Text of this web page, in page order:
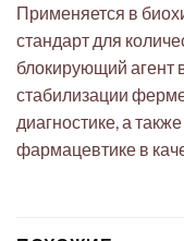
Применяется в
стандарт для
блокирующий агент
стабилизации
диагностике, а
фармацевтике в